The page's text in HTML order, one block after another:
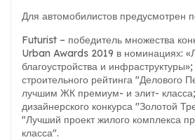
Для автомобилистов предусмотрен
Futurist – победитель множества
Urban Awards 2019 в номинациях:
благоустройства и
строительного рейтинга "Делового
лучшим ЖК премиум- и элит- класса;
дизайнерского конкурса "Золотой
"Лучший проект жилого комплекса
класса".